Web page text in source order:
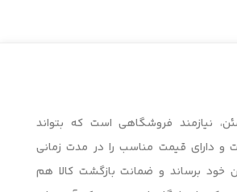
نیازمند فروشگاهی است که بتواند
و دارای قیمت مناسب را در مدت زمانی
خود برساند و ضمانت بازگشت کالا هم